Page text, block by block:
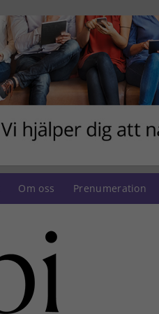
Om oss Prenumeration